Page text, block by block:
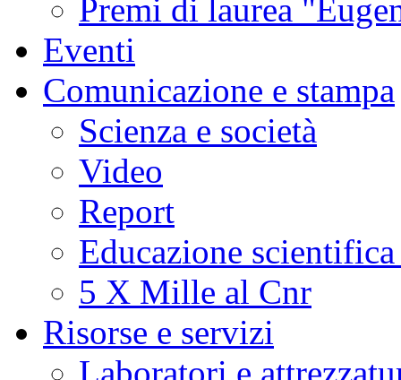
Premi di laurea
Eventi
Comunicazione e stampa
Scienza e società
Video
Report
Educazione
5 X Mille al Cnr
Risorse e servizi